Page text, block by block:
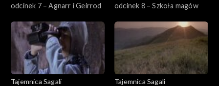
odcinek 7 – Agnarr i Geirrod
odcinek 8 – Szkoła magów
Tajemnica Sagali
Tajemnica Sagali